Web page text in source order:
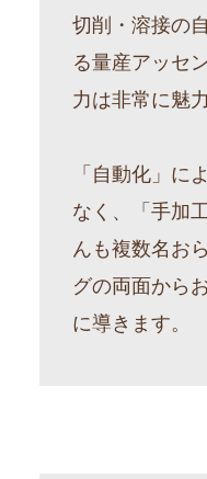
切削・溶接の
る量産アッセ
力は非常に魅
「自動化」に
なく、「手加
んも複数名お
グの両面から
に導きます。